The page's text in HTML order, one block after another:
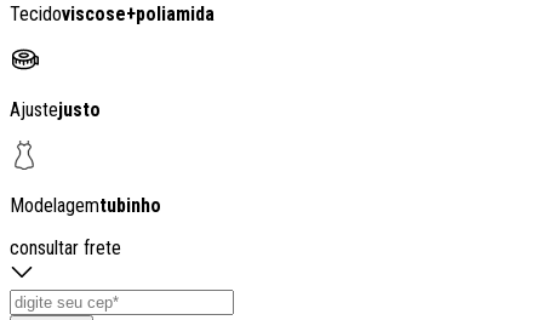
Tecidoviscose+poliamida
Ajustejusto
Modelagemtubinho
consultar frete